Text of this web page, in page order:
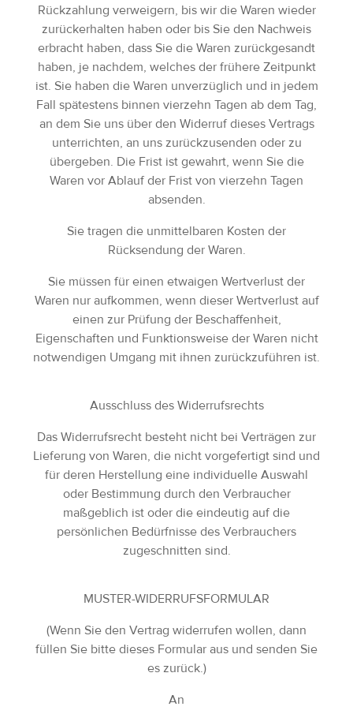
Rückzahlung verweigern, bis wir die Waren wieder
zurückerhalten haben oder bis Sie den Nachweis
erbracht haben, dass Sie die Waren zurückgesandt
haben, je nachdem, welches der frühere Zeitpunkt
ist. Sie haben die Waren unverzüglich und in jedem
Fall spätestens binnen vierzehn Tagen ab dem Tag,
an dem Sie uns über den Widerruf dieses Vertrags
unterrichten, an uns zurückzusenden oder zu
übergeben. Die Frist ist gewahrt, wenn Sie die
Waren vor Ablauf der Frist von vierzehn Tagen
absenden.
Sie tragen die unmittelbaren Kosten der
Rücksendung der Waren.
Sie müssen für einen etwaigen Wertverlust der
Waren nur aufkommen, wenn dieser Wertverlust auf
einen zur Prüfung der Beschaffenheit,
Eigenschaften und Funktionsweise der Waren nicht
notwendigen Umgang mit ihnen zurückzuführen ist.
Ausschluss des Widerrufsrechts
Das Widerrufsrecht besteht nicht bei Verträgen zur
Lieferung von Waren, die nicht vorgefertigt sind und
für deren Herstellung eine individuelle Auswahl
oder Bestimmung durch den Verbraucher
maßgeblich ist oder die eindeutig auf die
persönlichen Bedürfnisse des Verbrauchers
zugeschnitten sind.
MUSTER-WIDERRUFSFORMULAR
(Wenn Sie den Vertrag widerrufen wollen, dann
füllen Sie bitte dieses Formular aus und senden Sie
es zurück.)
An